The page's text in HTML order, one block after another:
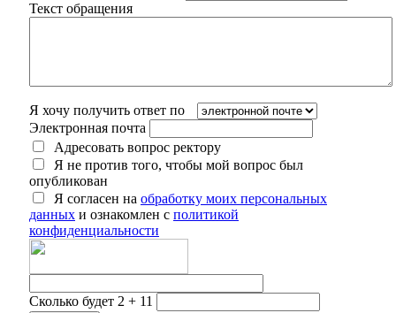
Текст обращения
Я хочу получить ответ по
Электронная почта
Адресовать вопрос ректору
Я не против того, чтобы мой вопрос был
опубликован
Я согласен на обработку моих персональных
данных и ознакомлен с политикой
конфиденциальности
Сколько будет 2 + 11